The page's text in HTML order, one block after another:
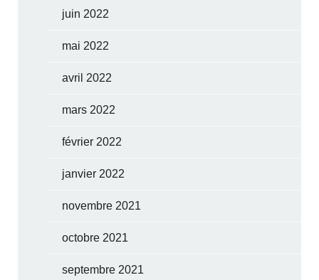
juin 2022
mai 2022
avril 2022
mars 2022
février 2022
janvier 2022
novembre 2021
octobre 2021
septembre 2021